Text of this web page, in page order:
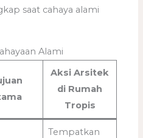
saat cahaya alami
Alami
Aksi Arsitek
di Rumah
Tropis
Tempatkan